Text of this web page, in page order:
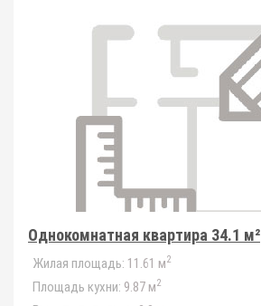
Однокомнатная квартира 34.1 м²
Жилая площадь: 11.61 м2
Площадь кухни: 9.87 м2